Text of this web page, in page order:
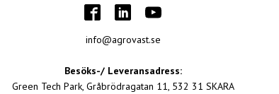
info@agrovast.se
Besöks-/ Leveransadress:
Green Tech Park, Gråbrödragatan 11, 532 31 SKARA